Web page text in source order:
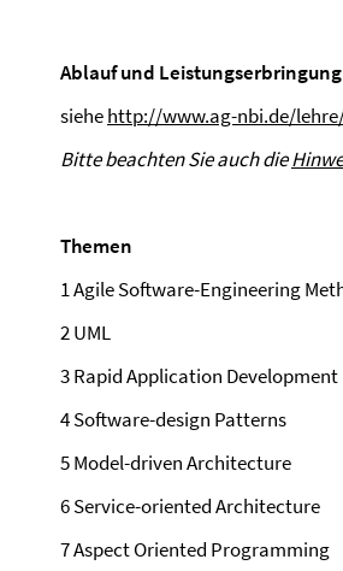
Ablauf und Leistungserbringung
siehehttp://www.ag-nbi.de/
Bitte beachten Sie auch die
Themen
1 Agile Software-Engineering
2 UML
3 Rapid Application Development
4 Software-design Patterns
5 Model-driven Architecture
6 Service-oriented Architecture
7 Aspect Oriented Programming